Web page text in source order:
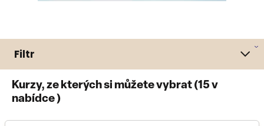
Filtr
Kurzy, ze kterých si můžete vybrat (15 v
nabídce )